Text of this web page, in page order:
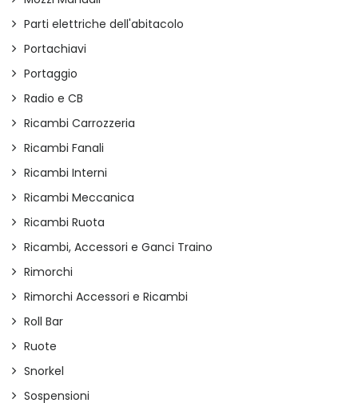
Parti elettriche dell'abitacolo
Portachiavi
Portaggio
Radio e CB
Ricambi Carrozzeria
Ricambi Fanali
Ricambi Interni
Ricambi Meccanica
Ricambi Ruota
Ricambi, Accessori e Ganci Traino
Rimorchi
Rimorchi Accessori e Ricambi
Roll Bar
Ruote
Snorkel
Sospensioni